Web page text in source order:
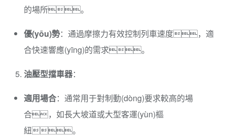
的場所。
優(yōu)勢：通過摩擦力有效控制列車速度，適
合快速響應(yīng)的需求。
油壓型擋車器：
適用場合：通常用于對制動(dòng)要求較高的場
合，如長大坡道或大型客運(yùn)樞
紐。